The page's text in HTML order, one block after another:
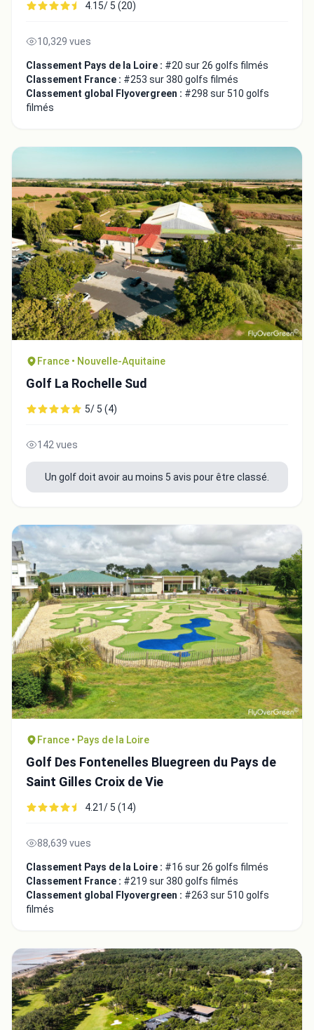
4.15/ 5 (20)
10,329 vues
Classement Pays de la Loire : #20 sur 26 golfs filmés
Classement France : #253 sur 380 golfs filmés
Classement global Flyovergreen : #298 sur 510 golfs
filmés
France • Nouvelle-Aquitaine
Golf La Rochelle Sud
5/ 5 (4)
142 vues
Un golf doit avoir au moins 5 avis pour être classé.
France • Pays de la Loire
Golf Des Fontenelles Bluegreen du Pays de
Saint Gilles Croix de Vie
4.21/ 5 (14)
88,639 vues
Classement Pays de la Loire : #16 sur 26 golfs filmés
Classement France : #219 sur 380 golfs filmés
Classement global Flyovergreen : #263 sur 510 golfs
filmés
Intégrer la video
Choix de la vidéo:
Copier dans le presse-papiers